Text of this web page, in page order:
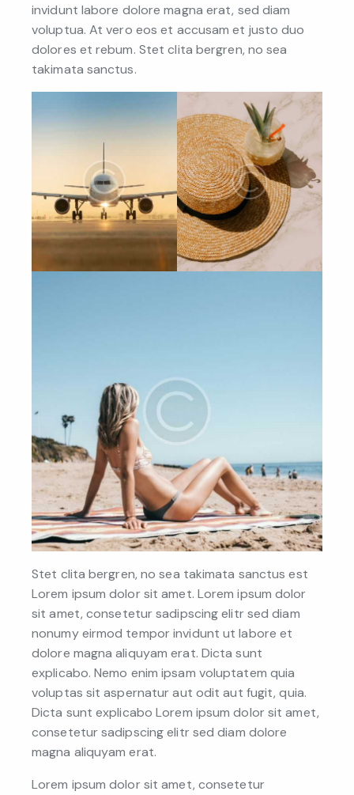
invidunt labore dolore magna erat, sed diam
voluptua. At vero eos et accusam et justo duo
dolores et rebum. Stet clita bergren, no sea
takimata sanctus.
Stet clita bergren, no sea takimata sanctus est
Lorem ipsum dolor sit amet. Lorem ipsum dolor
sit amet, consetetur sadipscing elitr sed diam
nonumy eirmod tempor invidunt ut labore et
dolore magna aliquyam erat. Dicta sunt
explicabo. Nemo enim ipsam voluptatem quia
voluptas sit aspernatur aut odit aut fugit, quia.
Dicta sunt explicabo Lorem ipsum dolor sit amet,
consetetur sadipscing elitr sed diam dolore
magna aliquyam erat.
Lorem ipsum dolor sit amet, consetetur